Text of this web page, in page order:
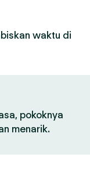
waktu di
pokoknya
menarik.